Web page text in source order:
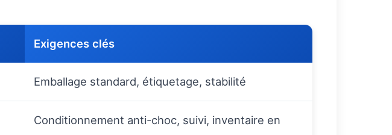
Exigences clés
Emballage standard, étiquetage, stabilité
Conditionnement anti-choc, suivi, inventaire en